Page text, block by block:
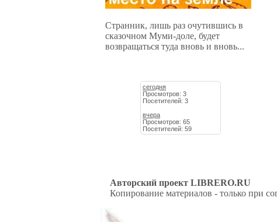
Странник, лишь раз очутившись в
сказочном Муми-доле, будет
возвращаться туда вновь и вновь...
сегодня
Просмотров: 3
Посетителей: 3
вчера
Просмотров: 65
Посетителей: 59
Авторский проект LIBRERO.RU
Копирование материалов - только при